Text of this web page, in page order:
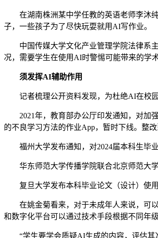
在湖南株洲某中学任教的英语老师李沐纯
子，一些孩子为了尽快玩耍就用AI写作业。
中国传媒大学文化产业管理学院法律系主
况，需要学生在使用AI时警惕可能带来的学
须发挥AI辅助作用
记者梳理公开资料发现，为杜绝AI在校园
2021年，教育部办公厅印发通知，对加强
的不良学习方法的作业App，暂时下线。整
福州大学发布通知，对2024届本科生毕业
华东师范大学传播学院联合北京师范大学
复旦大学发布本科毕业论文（设计）使用
在姚金菊看来，对于未成年人来说，可以
和数字化平台可以通过技术手段根据不同年
“学生要学会质疑AI生成的内容，评估其